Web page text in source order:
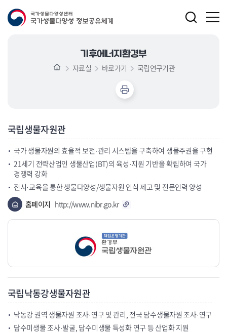
기후에너지환경부
자료실 바로가기 국립연구기관
국립생물자원관
국가 생물자원의 효율적 보전·관리 시스템을 구축하여 생물주권을 구현
21세기 전략산업인 생물산업(BT)의 육성·지원 기반을 확립하여 국가
경쟁력 강화
전시·교육을 통한 생물다양성/생물자원 인식 제고 및 전문인력 양성
홈페이지 http://www.nibr.go.kr
국립낙동강생물자원관
낙동강 권역 생물자원 조사·연구 및 관리, 전국 담수생물자원 조사·연구
담수미생물 조사·발굴, 담수미생물 특성화 연구 등 산업화 지원